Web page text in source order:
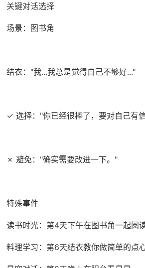
关键对话选择
场景：图书角
结衣："我...我总是觉得自己不够好..."
✓ 选择："你已经很棒了，要对自己有
✗ 避免："确实需要改进一下。"
特殊事件
读书时光：第4天下午在图书角一起阅
料理学习：第6天结衣教你做简单的点